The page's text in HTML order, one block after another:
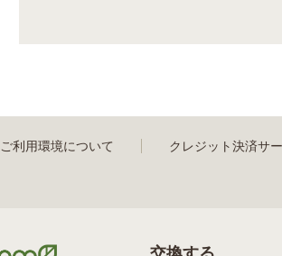
ご利用環境について クレジット決済サ